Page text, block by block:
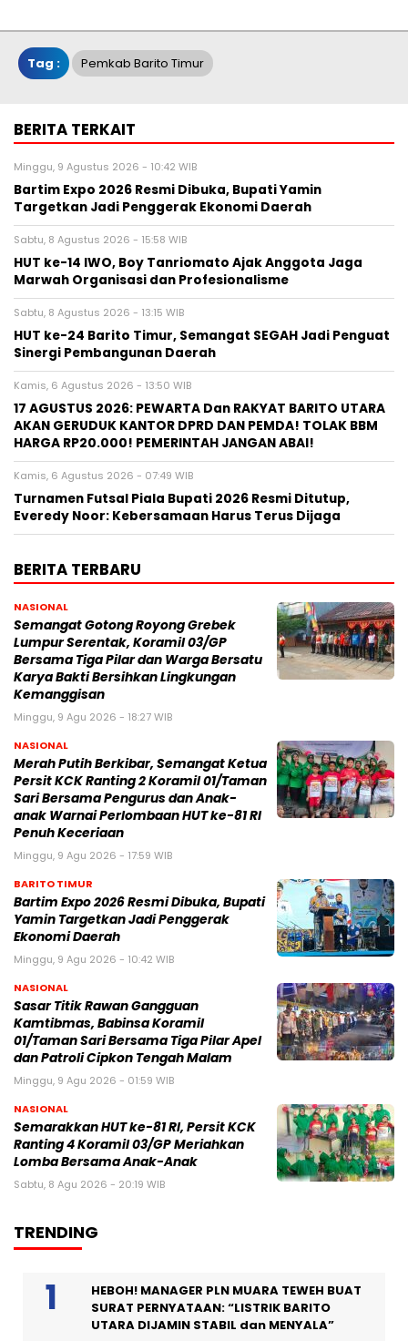
Tag : Pemkab Barito Timur
BERITA TERKAIT
Minggu, 9 Agustus 2026 - 10:42 WIB
Bartim Expo 2026 Resmi Dibuka, Bupati Yamin
Targetkan Jadi Penggerak Ekonomi Daerah
Sabtu, 8 Agustus 2026 - 15:58 WIB
HUT ke-14 IWO, Boy Tanriomato Ajak Anggota Jaga
Marwah Organisasi dan Profesionalisme
Sabtu, 8 Agustus 2026 - 13:15 WIB
HUT ke-24 Barito Timur, Semangat SEGAH Jadi Penguat
Sinergi Pembangunan Daerah
Kamis, 6 Agustus 2026 - 13:50 WIB
17 AGUSTUS 2026: PEWARTA Dan RAKYAT BARITO UTARA
AKAN GERUDUK KANTOR DPRD DAN PEMDA! TOLAK BBM
HARGA RP20.000! PEMERINTAH JANGAN ABAI!
Kamis, 6 Agustus 2026 - 07:49 WIB
Turnamen Futsal Piala Bupati 2026 Resmi Ditutup,
Everedy Noor: Kebersamaan Harus Terus Dijaga
BERITA TERBARU
NASIONAL
Semangat Gotong Royong Grebek
Lumpur Serentak, Koramil 03/GP
Bersama Tiga Pilar dan Warga Bersatu
Karya Bakti Bersihkan Lingkungan
Kemanggisan
Minggu, 9 Agu 2026 - 18:27 WIB
NASIONAL
Merah Putih Berkibar, Semangat Ketua
Persit KCK Ranting 2 Koramil 01/Taman
Sari Bersama Pengurus dan Anak-
anak Warnai Perlombaan HUT ke-81 RI
Penuh Keceriaan
Minggu, 9 Agu 2026 - 17:59 WIB
BARITO TIMUR
Bartim Expo 2026 Resmi Dibuka, Bupati
Yamin Targetkan Jadi Penggerak
Ekonomi Daerah
Minggu, 9 Agu 2026 - 10:42 WIB
NASIONAL
Sasar Titik Rawan Gangguan
Kamtibmas, Babinsa Koramil
01/Taman Sari Bersama Tiga Pilar Apel
dan Patroli Cipkon Tengah Malam
Minggu, 9 Agu 2026 - 01:59 WIB
NASIONAL
Semarakkan HUT ke-81 RI, Persit KCK
Ranting 4 Koramil 03/GP Meriahkan
Lomba Bersama Anak-Anak
Sabtu, 8 Agu 2026 - 20:19 WIB
TRENDING
HEBOH! MANAGER PLN MUARA TEWEH BUAT
SURAT PERNYATAAN: “LISTRIK BARITO
UTARA DIJAMIN STABIL dan MENYALA”